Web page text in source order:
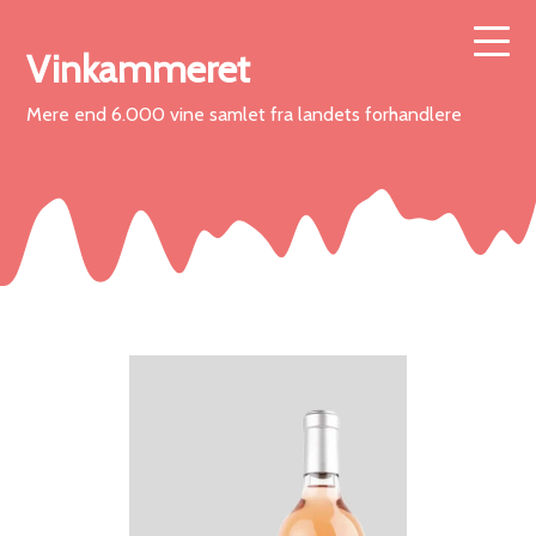
Vinkammeret
Mere end 6.000 vine samlet fra landets forhandlere